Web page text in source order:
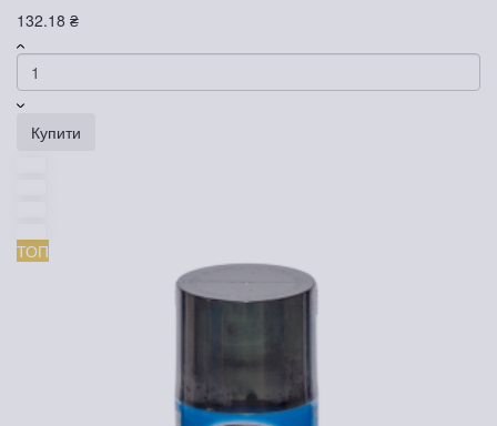
132.18 ₴
Купити
ТОП